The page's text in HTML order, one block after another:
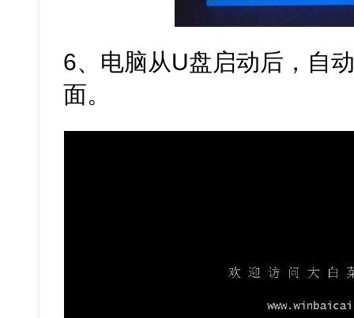
6、电脑从U盘启动后，自
面。